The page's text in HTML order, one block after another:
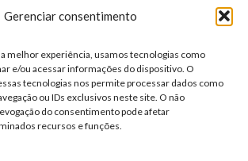
Gerenciar consentimento
melhor experiência, usamos tecnologias como
e/ou acessar informações do dispositivo. O
tecnologias nos permite processar dados como
ou IDs exclusivos neste site. O não
do consentimento pode afetar
recursos e funções.
Premiações e honrarias: